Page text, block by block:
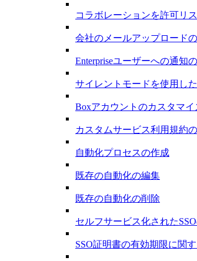
コラボレーションを許可リ
会社のメールアップロード
Enterpriseユーザーへの通知
サイレントモードを使用し
Boxアカウントのカスタマ
カスタムサービス利用規約
自動化プロセスの作成
既存の自動化の編集
既存の自動化の削除
セルフサービス化された
SSO証明書の有効期限に関